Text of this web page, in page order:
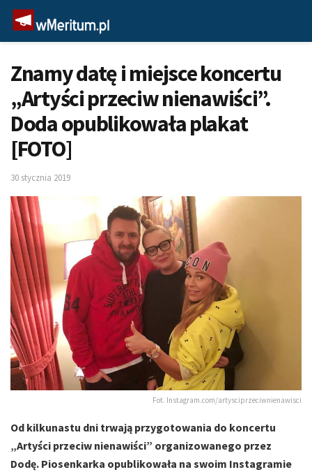
Znamy datę i miejsce koncertu
„Artyści przeciw nienawiści”.
Doda opublikowała plakat
[FOTO]
30 stycznia 2019
Fot. Instagram.com/artysciprzeciwnienawisci
Od kilkunastu dni trwają przygotowania do koncertu
„Artyści przeciw nienawiści” organizowanego przez
Dodę. Piosenkarka opublikowała na swoim Instagramie